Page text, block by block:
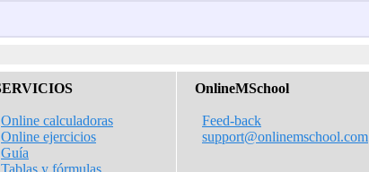
Online calculadoras
Online ejercicios
Guía
Tablas y fórmulas
OnlineMSchool
Feed-back
support@onlinemschool.com